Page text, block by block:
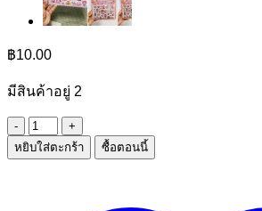
฿10.00
มีสินค้าอยู่ 2
จำนวน
กาว
หยิบใส่ตะกร้า ซื้อตอนนี้